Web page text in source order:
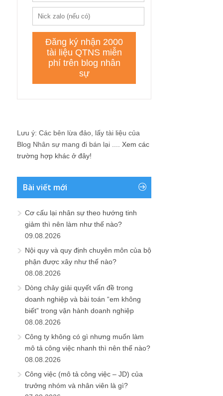
Lưu ý: Các bên lừa đảo, lấy tài liệu của
Blog Nhân sự mang đi bán lại .... Xem các
trường hợp khác ở đây!
Bài viết mới
Cơ cấu lại nhân sự theo hướng tinh
giảm thì nên làm như thế nào?
09.08.2026
Nội quy và quy định chuyên môn của bộ
phận được xây như thế nào?
08.08.2026
Dòng chảy giải quyết vấn đề trong
doanh nghiệp và bài toán “em không
biết” trong vận hành doanh nghiệp
08.08.2026
Công ty không có gì nhưng muốn làm
mô tả công việc nhanh thì nên thế nào?
08.08.2026
Công việc (mô tả công việc – JD) của
trưởng nhóm và nhân viên là gì?